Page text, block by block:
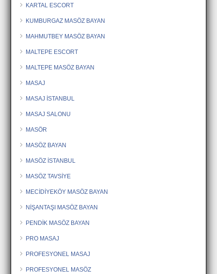
KARTAL ESCORT
KUMBURGAZ MASÖZ BAYAN
MAHMUTBEY MASÖZ BAYAN
MALTEPE ESCORT
MALTEPE MASÖZ BAYAN
MASAJ
MASAJ İSTANBUL
MASAJ SALONU
MASÖR
MASÖZ BAYAN
MASÖZ İSTANBUL
MASÖZ TAVSİYE
MECİDİYEKÖY MASÖZ BAYAN
NİŞANTAŞI MASÖZ BAYAN
PENDİK MASÖZ BAYAN
PRO MASAJ
PROFESYONEL MASAJ
PROFESYONEL MASÖZ